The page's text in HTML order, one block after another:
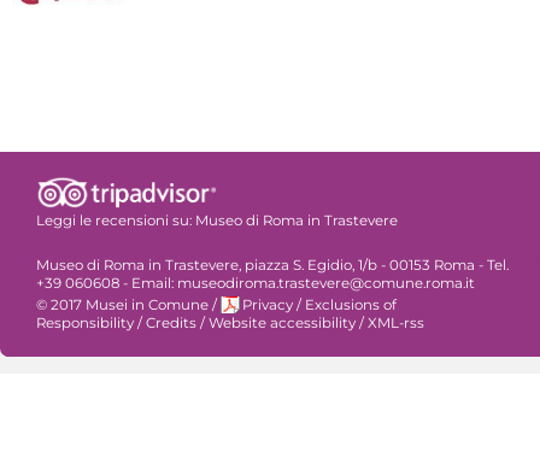
Leggi le recensioni su: Museo di Roma in Trastevere
Museo di Roma in Trastevere, piazza S. Egidio, 1/b - 00153 Roma - Tel.
+39 060608 - Email: museodiroma.trastevere@comune.roma.it
© 2017 Musei in Comune / Privacy / Exclusions of
Responsibility / Credits / Website accessibility / XML-rss